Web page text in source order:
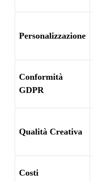
Personalizzazione
Conformità
GDPR
Qualità Creativa
Costi